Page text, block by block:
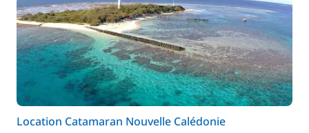
Location Catamaran Nouvelle Calédonie